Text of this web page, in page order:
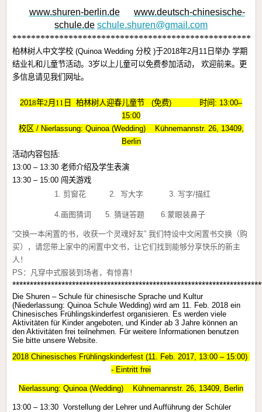
www.shuren-berlin.de
www.deutsch-chinesische-
schule.de schule.shuren@gmail.com
***************************************************
柏林树人中文学校 (Quinoa Wedding 分校 )于2018年2月 11 日举办 学期
结业礼和儿童节活动。 3岁以上儿童可以免费参加活动， 欢迎前来。 更
多信息请见我们网址。
2018年2 月 11 日 柏林树人迎春儿童节 (免费) 时间: 13:00–
15:00
校区/ Nierlassung: Quinoa (Wedding) Kühnemannstr. 26, 13409,
Berlin
活动内容包括:
13:00 – 13:30 老师介绍及学生表演
13:30 – 15:00 闯关游戏
1. 剪窗花 2. 写大字 3. 写字/描红
4. 画图猜词 5. 猜谜答题 6. 蒙眼装鼻子
“交换一本闲置的书，收获一个灵魂好友” 我们特设中文闲置书交换（购
买），请您带上家中的闲置中文书，让它们找到能够分享快乐的新主
人！
PS ：凡穿中式服装到场者，有惊喜！
Die Shuren – Schule für chinesische Sprache und Kultur
(Niederlassung: Quinoa Schule Wedding) wird am 11. Feb. 2018 ein
Chinesisches Frühlingskinderfest organisieren. Es werden viele
Aktivitäten für Kinder angeboten, und Kinder ab 3 Jahre können an
den Aktivitäten frei teilnehmen. Für weitere Informationen benutzen
Sie bitte unsere Website.
2018 Chinesisches Frühlingskinderfest (11. Feb. 2017, 13:00 – 15:00)
- Eintritt frei
Nierlassung: Quinoa (Wedding) Kühnemannstr. 26, 13409, Berlin
13:00 – 13:30 Vorstellung der Lehrer und Aufführung der Schüler